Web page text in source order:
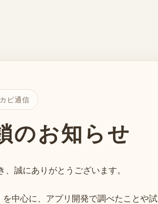
カピ通信
のお知らせ
誠にありがとうございます。
中心に、アプリ開発で調べたことや試